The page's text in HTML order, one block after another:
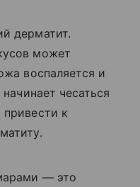
дерматит.
может
воспаляется и
чесаться
к
— это